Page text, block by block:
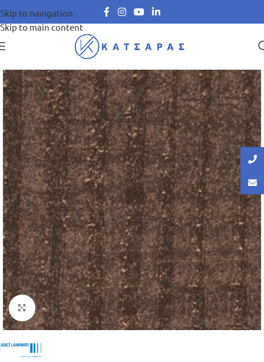
Skip to navigation
Skip to main content
Μεγέθυνση